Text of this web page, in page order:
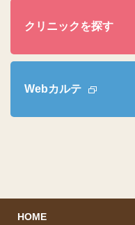
クリニックを探す
Webカルテ
HOME